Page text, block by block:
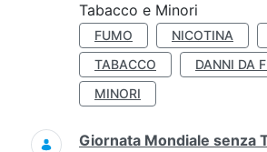
Tabacco e Minori
FUMO NICOTINA
TABACCO
DANNI DA
MINORI
Giornata Mondiale senza